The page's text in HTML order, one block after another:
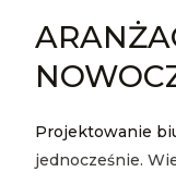
Projektowanie
jednocześnie.